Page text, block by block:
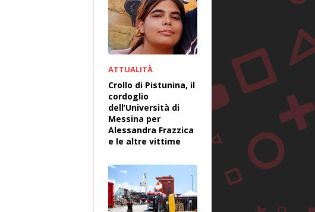
ATTUALITÀ
Crollo di Pistunina, il
cordoglio
dell’Università di
Messina per
Alessandra Frazzica
e le altre vittime